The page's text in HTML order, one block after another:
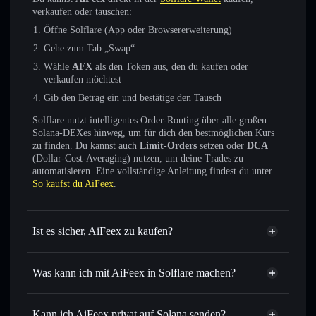
verkaufen oder tauschen:
Öffne Solflare (App oder Browsererweiterung)
Gehe zum Tab „Swap“
Wähle AFX als den Token aus, den du kaufen oder
verkaufen möchtest
Gib den Betrag ein und bestätige den Tausch
Solflare nutzt intelligentes Order-Routing über alle großen
Solana-DEXes hinweg, um für dich den bestmöglichen Kurs
zu finden. Du kannst auch Limit-Orders setzen oder DCA
(Dollar-Cost-Averaging) nutzen, um deine Trades zu
automatisieren. Eine vollständige Anleitung findest du unter
So kaufst du AiFeex.
Ist es sicher, AiFeex zu kaufen?
AiFeex nicht verifiziert
Was kann ich mit AiFeex in Solflare machen?
AiFeex
Solflare-Wallet
Sofort tauschen – handle AFX gegen SOL, USDC oder